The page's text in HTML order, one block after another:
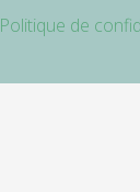
Politique de